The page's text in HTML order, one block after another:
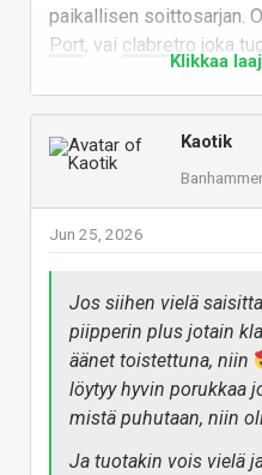
paikallisen soittosarjan.
Port, vai clabretro joka
nyt osunut silmään sitä
Ciscon reitittimet
parikaapeli <-->
Vastaa
Klikkaa
Kaotik
Banhammer
Jun 25, 2026
Jos siihen vielä
piipperin plus jotain
äänet toistettuna, niin
löytyy hyvin porukkaa
mistä puhutaan, niin
Ja tuotakin vois vielä